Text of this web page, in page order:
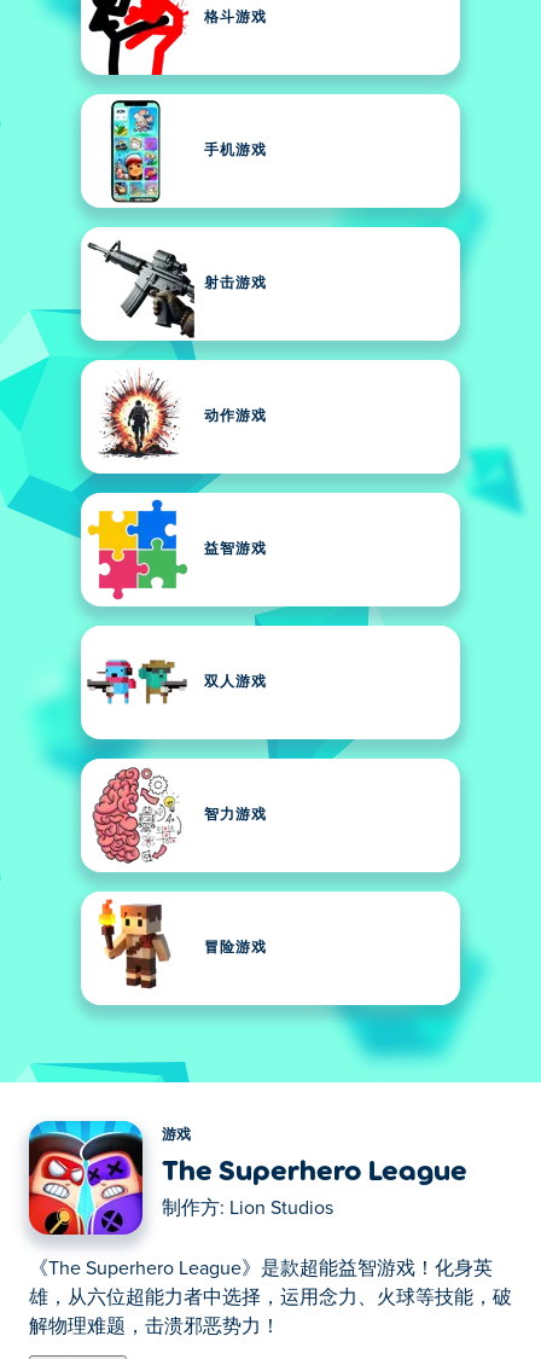
格斗游戏
手机游戏
射击游戏
动作游戏
益智游戏
双人游戏
智力游戏
冒险游戏
游戏
The Superhero League
制作方: Lion Studios
《The Superhero League》是款超能益智游戏！化身英
雄，从六位超能力者中选择，运用念力、火球等技能，破
解物理难题，击溃邪恶势力！